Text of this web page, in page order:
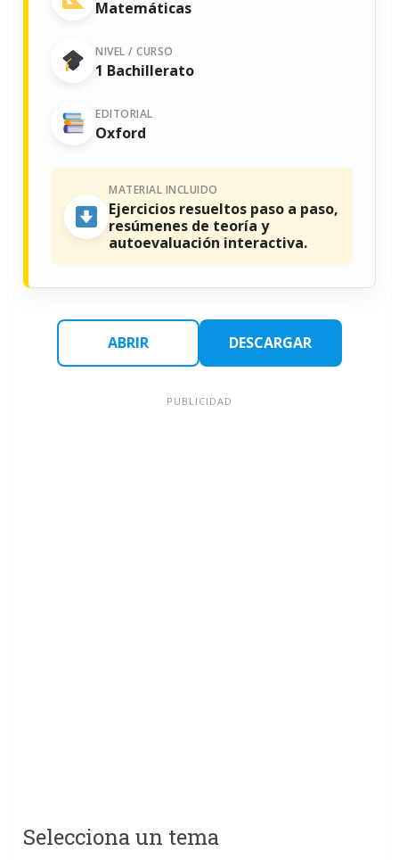
Matemáticas
NIVEL / CURSO
1 Bachillerato
EDITORIAL
Oxford
MATERIAL INCLUIDO
Ejercicios resueltos paso a paso,
resúmenes de teoría y
autoevaluación interactiva.
ABRIR DESCARGAR
Selecciona un tema